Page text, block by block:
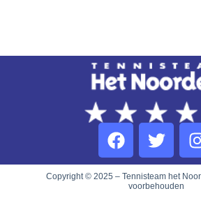
Copyright © 2025 – Tennisteam het
voorbehouden